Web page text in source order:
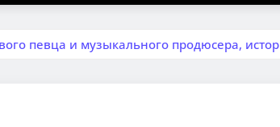
певца и музыкального продюсера,